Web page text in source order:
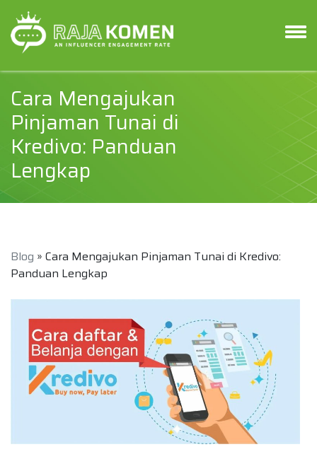
Cara Mengajukan
Pinjaman Tunai di
Kredivo: Panduan
Lengkap
Blog » Cara Mengajukan Pinjaman Tunai di Kredivo:
Panduan Lengkap